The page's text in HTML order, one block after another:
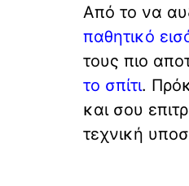
Από το να
παθητικό
τους πιο
το σπίτι.
και σου
τεχνική